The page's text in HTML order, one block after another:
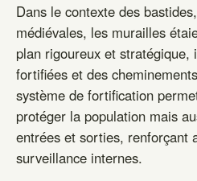
Dans le contexte des
médiévales, les murailles
plan rigoureux et stratégique,
fortifiées et des
système de fortification
protéger la population mais
entrées et sorties, renforçant
surveillance internes.